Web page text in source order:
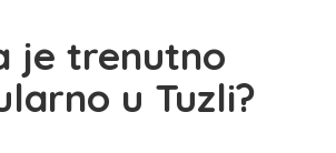
je trenutno
u Tuzli?